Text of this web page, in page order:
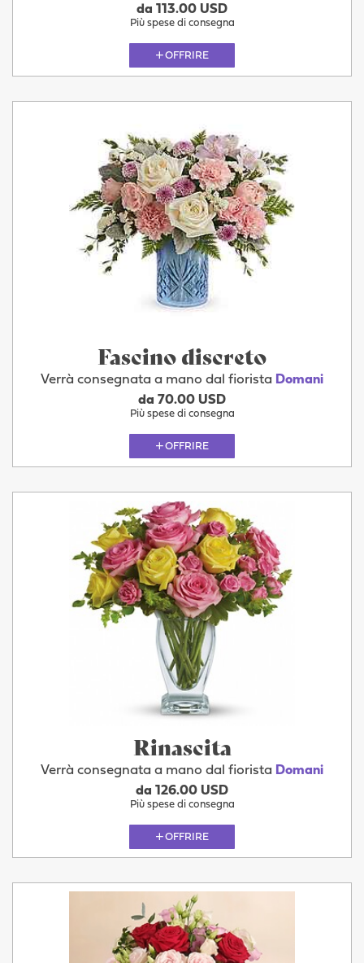
da 113.00 USD
Più spese di consegna
OFFRIRE
Fascino discreto
Verrà consegnata a mano dal fiorista Domani
da 70.00 USD
Più spese di consegna
OFFRIRE
Rinascita
Verrà consegnata a mano dal fiorista Domani
da 126.00 USD
Più spese di consegna
OFFRIRE